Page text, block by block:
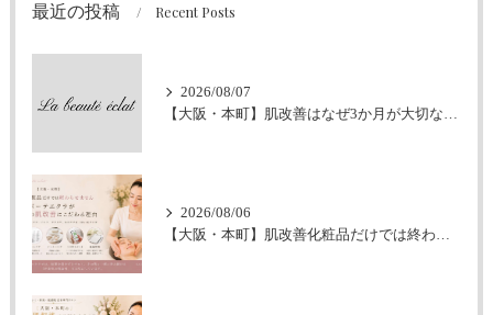
最近の投稿 Recent Posts
2026/08/07
【大阪・本町】肌改善はなぜ3か月が大切なの？｜シミ・肝斑・敏感肌改善専門サロン
2026/08/06
【大阪・本町】肌改善化粧品だけでは終わらせません｜ラボーテエクラが伴走型の肌改善にこだわる理由